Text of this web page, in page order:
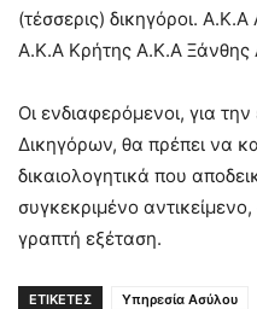
(τέσσερις) δικηγόροι.
Α.Κ.Α Κρήτης Α.Κ.Α Ξάνθης
Οι ενδιαφερόμενοι, για
Δικηγόρων, θα πρέπει να
δικαιολογητικά που
συγκεκριμένο
γραπτή εξέταση.
ΕΤΙΚΕΤΕΣ Υπηρεσία Ασύλου